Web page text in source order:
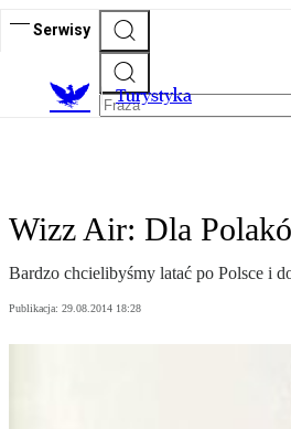
Serwisy
Turystyka
Wizz Air: Dla
Bardzo chcielibyśmy latać po Polsce i
Publikacja: 29.08.2014 18:28